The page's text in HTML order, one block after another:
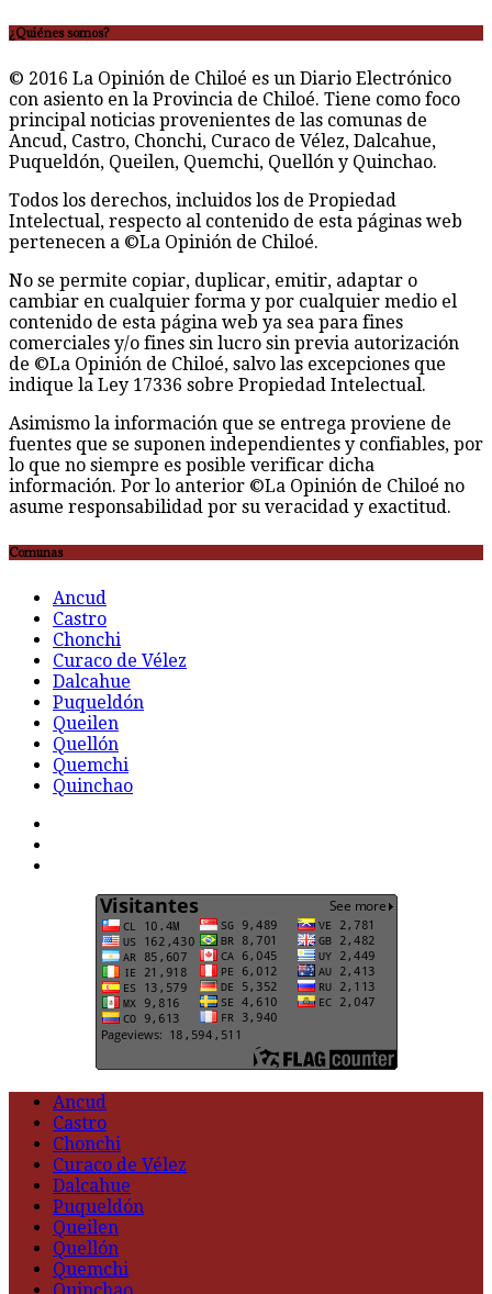
¿Quiénes somos?
© 2016 La Opinión de Chiloé es un Diario Electrónico
con asiento en la Provincia de Chiloé. Tiene como foco
principal noticias provenientes de las comunas de
Ancud, Castro, Chonchi, Curaco de Vélez, Dalcahue,
Puqueldón, Queilen, Quemchi, Quellón y Quinchao.
Todos los derechos, incluidos los de Propiedad
Intelectual, respecto al contenido de esta páginas web
pertenecen a ©La Opinión de Chiloé.
No se permite copiar, duplicar, emitir, adaptar o
cambiar en cualquier forma y por cualquier medio el
contenido de esta página web ya sea para fines
comerciales y/o fines sin lucro sin previa autorización
de ©La Opinión de Chiloé, salvo las excepciones que
indique la Ley 17336 sobre Propiedad Intelectual.
Asimismo la información que se entrega proviene de
fuentes que se suponen independientes y confiables, por
lo que no siempre es posible verificar dicha
información. Por lo anterior ©La Opinión de Chiloé no
asume responsabilidad por su veracidad y exactitud.
Comunas
Ancud
Castro
Chonchi
Curaco de Vélez
Dalcahue
Puqueldón
Queilen
Quellón
Quemchi
Quinchao
Ancud
Castro
Chonchi
Curaco de Vélez
Dalcahue
Puqueldón
Queilen
Quellón
Quemchi